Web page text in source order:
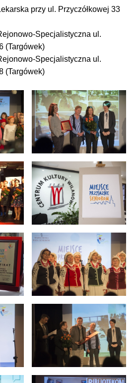
przy ul. Przyczółkowej 33
Specjalistyczna ul.
(Targówek)
Specjalistyczna ul.
(Targówek)